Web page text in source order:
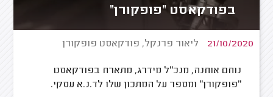
בפודקאסט "פופקורן"
21/10/2020 ליאור פרנקל, פודקאסט פופקורן
נוחם אוחנה, מנכ"ל מידרג, מתארח בפודקאסט
"פופקורן" ומספר על המתכון שלו לד.נ.א עסקי.